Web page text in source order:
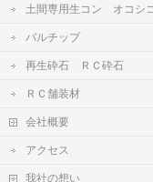
土間専用生コン オコシ
バルチップ
再生砕石 ＲＣ砕石
ＲＣ舗装材
会社概要
アクセス
我社の想い